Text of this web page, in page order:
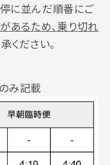
に並んだ順番にご
あるため、乗り切れ
ください。
み記載